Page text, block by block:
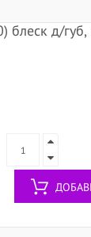
блеск д/